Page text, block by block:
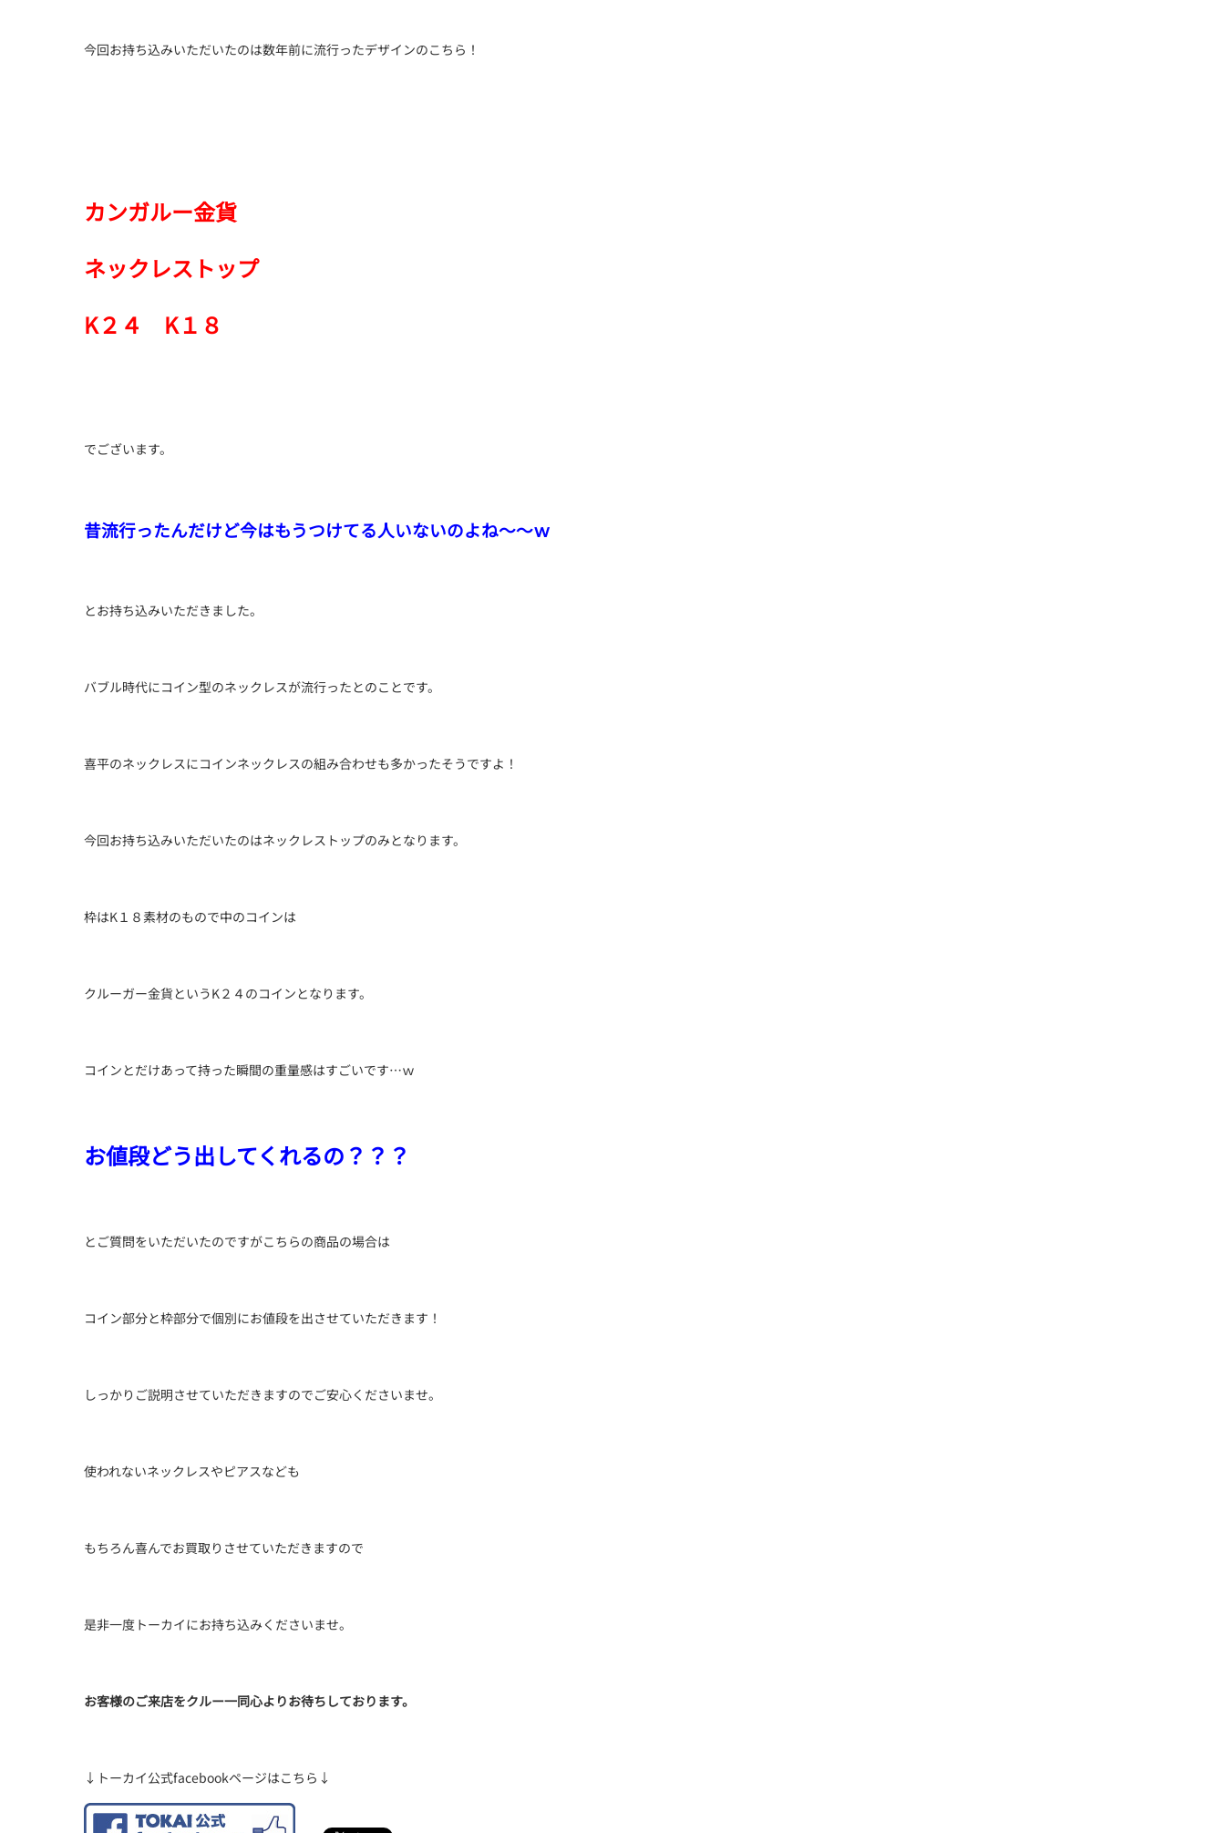
今回お持ち込みいただいたのは数年前に流行ったデザインのこちら！
カンガルー金貨
ネックレストップ
K２４ K１８
でございます。
昔流行ったんだけど今はもうつけてる人いないのよね～～ｗ
とお持ち込みいただきました。
バブル時代にコイン型のネックレスが流行ったとのことです。
喜平のネックレスにコインネックレスの組み合わせも多かったそうですよ！
今回お持ち込みいただいたのはネックレストップのみとなります。
枠はK１８素材のもので中のコインは
クルーガー金貨というK２４のコインとなります。
コインとだけあって持った瞬間の重量感はすごいです…ｗ
お値段どう出してくれるの？？？
とご質問をいただいたのですがこちらの商品の場合は
コイン部分と枠部分で個別にお値段を出させていただきます！
しっかりご説明させていただきますのでご安心くださいませ。
使われないネックレスやピアスなども
もちろん喜んでお買取りさせていただきますので
是非一度トーカイにお持ち込みくださいませ。
お客様のご来店をクルー一同心よりお待ちしております。
↓トーカイ公式facebookページはこちら↓